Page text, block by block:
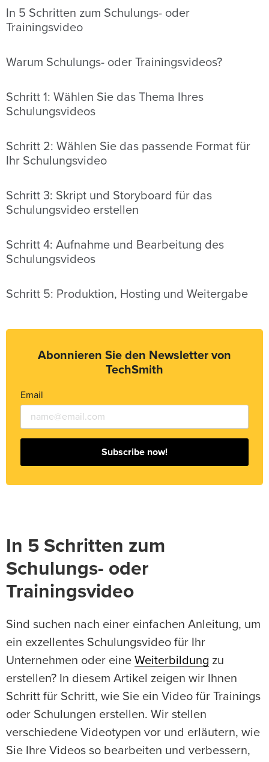
In 5 Schritten zum Schulungs- oder
Trainingsvideo
Warum Schulungs- oder Trainingsvideos?
Schritt 1: Wählen Sie das Thema Ihres
Schulungsvideos
Schritt 2: Wählen Sie das passende Format für
Ihr Schulungsvideo
Schritt 3: Skript und Storyboard für das
Schulungsvideo erstellen
Schritt 4: Aufnahme und Bearbeitung des
Schulungsvideos
Schritt 5: Produktion, Hosting und Weitergabe
Abonnieren Sie den Newsletter von
TechSmith
Email
Subscribe now!
In 5 Schritten zum
Schulungs- oder
Trainingsvideo
Sind suchen nach einer einfachen Anleitung, um
ein exzellentes Schulungsvideo für Ihr
Unternehmen oder eine Weiterbildung zu
erstellen? In diesem Artikel zeigen wir Ihnen
Schritt für Schritt, wie Sie ein Video für Trainings
oder Schulungen erstellen. Wir stellen
verschiedene Videotypen vor und erläutern, wie
Sie Ihre Videos so bearbeiten und verbessern,